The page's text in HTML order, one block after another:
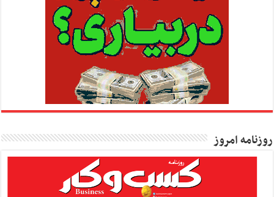
روزنامه امروز